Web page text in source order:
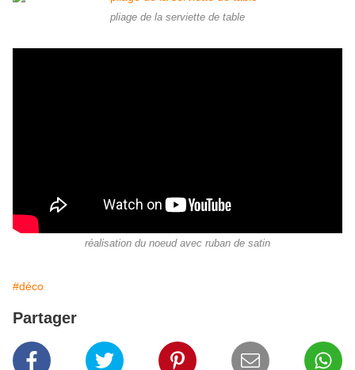
pliage de la serviette de table
réalisation du noeud avec ruban de satin
#déco
Partager